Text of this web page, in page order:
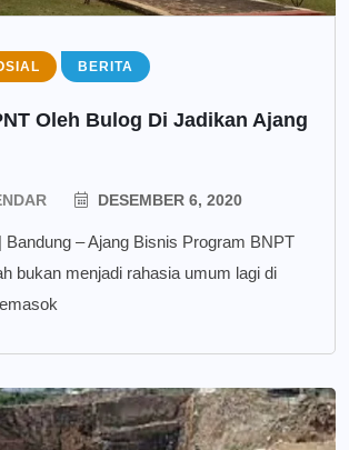
BERITA
Oleh Bulog Di Jadikan Ajang
DESEMBER 6, 2020
Bandung – Ajang Bisnis Program BNPT
bukan menjadi rahasia umum lagi di